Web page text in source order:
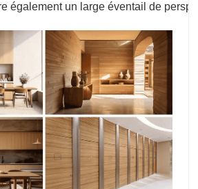
également un large éventail de